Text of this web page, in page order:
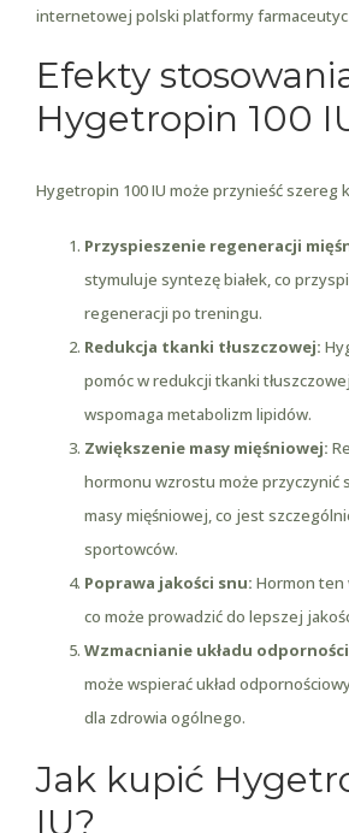
internetowej polski platformy
Efekty
Hygetropin 100
Hygetropin 100 IU może przynieść szereg
Przyspieszenie regeneracji
stymuluje syntezę białek, co
regeneracji po treningu.
Redukcja tkanki tłuszczowej:
pomóc w redukcji tkanki
wspomaga metabolizm lipidów.
Zwiększenie masy mięśniowej:
hormonu wzrostu może przyczynić
masy mięśniowej, co jest
sportowców.
Poprawa jakości snu: Hormon ten
co może prowadzić do lepszej
Wzmacnianie układu
może wspierać układ
dla zdrowia ogólnego.
Jak kupić
IU?